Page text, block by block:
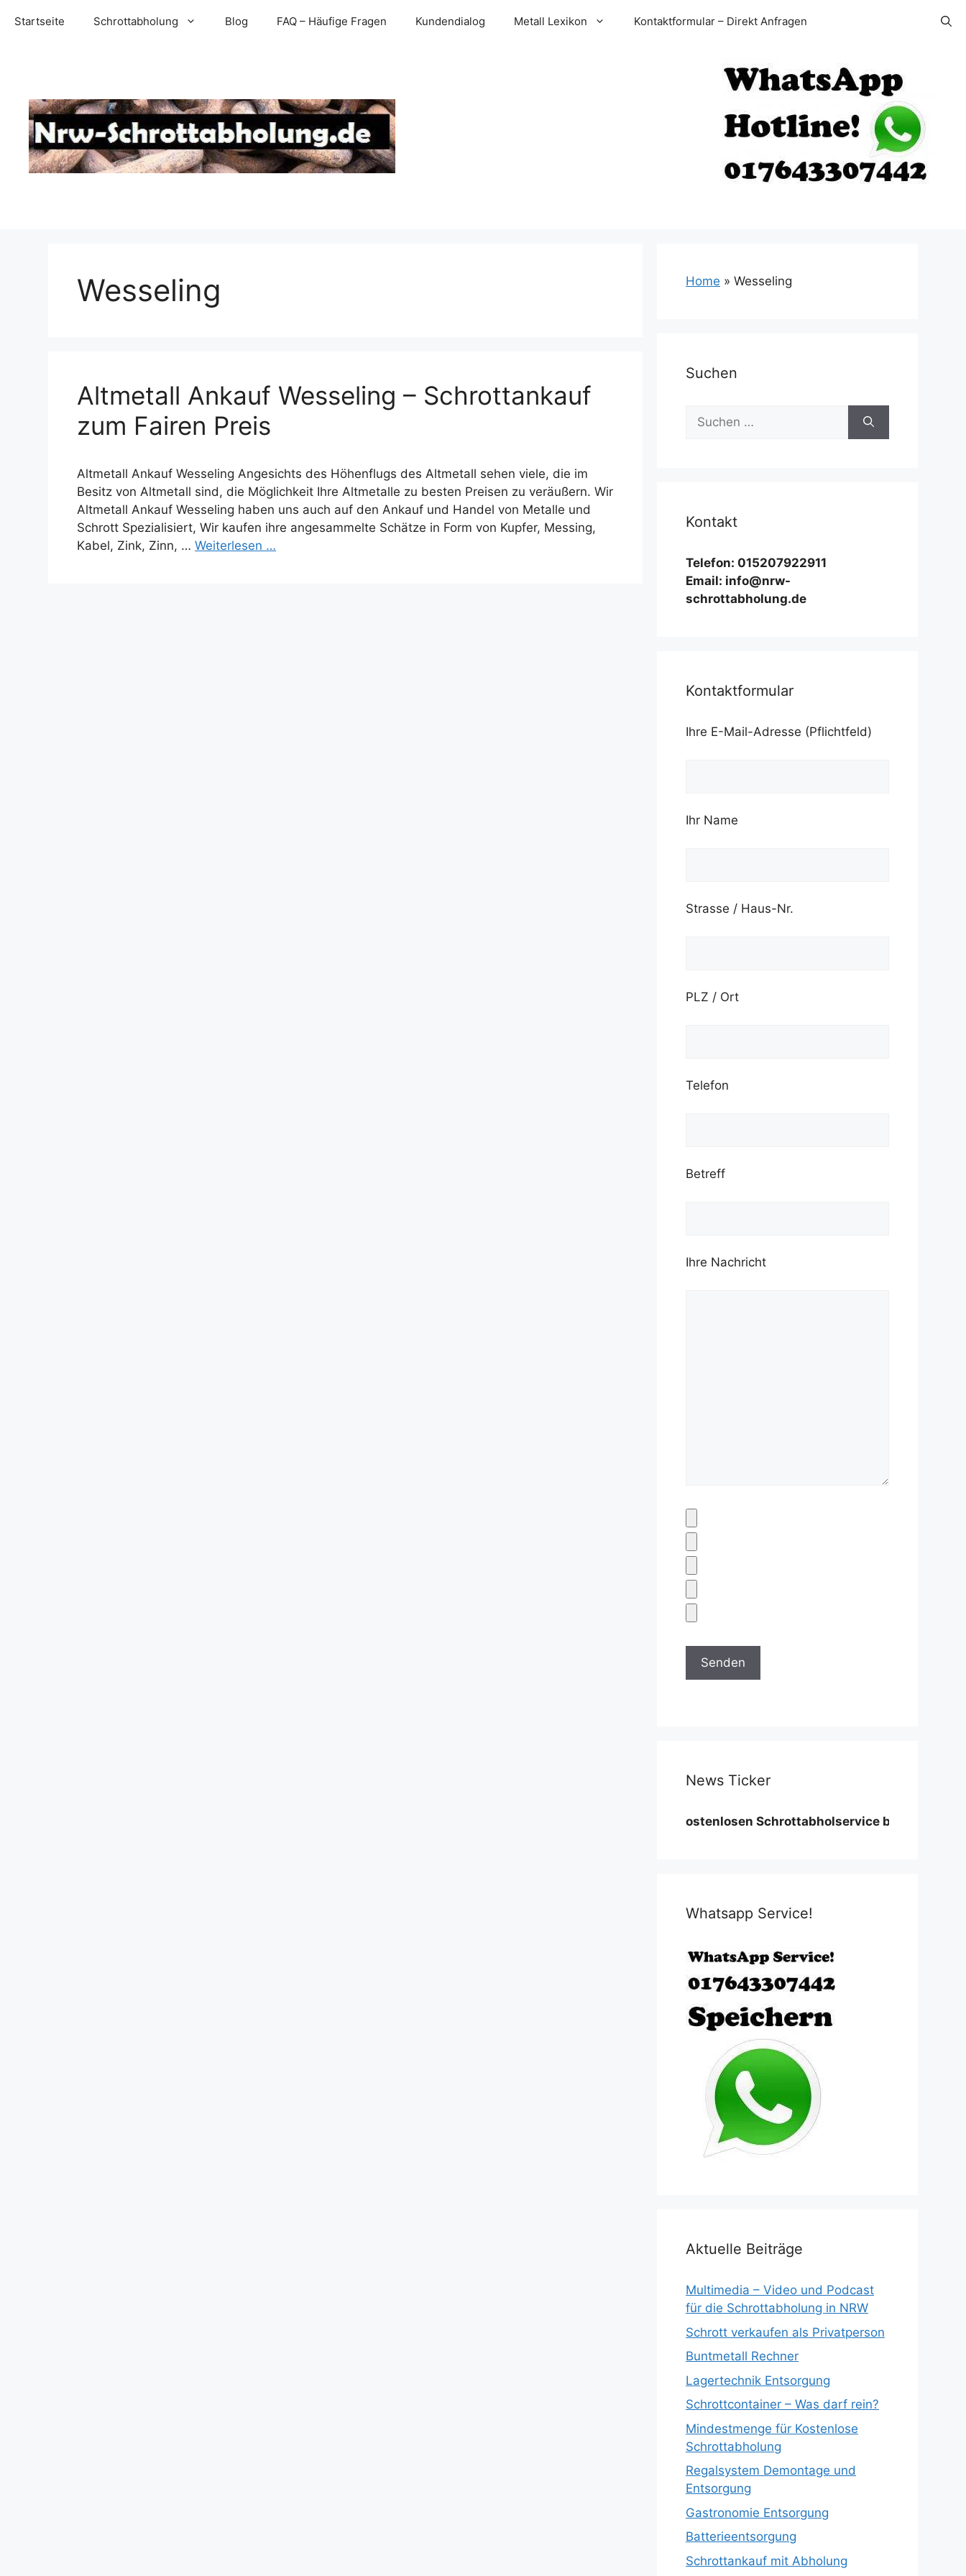
InhaltStartseite Schrottabholung Blog FAQ – Häufige Fragen Kundendialog Metall Lexikon Kontaktformular – Direkt Anfragen
Wesseling
Altmetall Ankauf Wesseling – Schrottankauf
zum Fairen Preis
Altmetall Ankauf Wesseling Angesichts des Höhenflugs des Altmetall sehen viele, die im
Besitz von Altmetall sind, die Möglichkeit Ihre Altmetalle zu besten Preisen zu veräußern. Wir
Altmetall Ankauf Wesseling haben uns auch auf den Ankauf und Handel von Metalle und
Schrott Spezialisiert, Wir kaufen ihre angesammelte Schätze in Form von Kupfer, Messing,
Kabel, Zink, Zinn, … Weiterlesen …
Home » Wesseling
Suchen
Suchen
nach:
Kontakt
Telefon: 015207922911
Email: info@nrw-
schrottabholung.de
Kontaktformular
Ihre E-Mail-Adresse (Pflichtfeld)
Ihr Name
Strasse / Haus-Nr.
PLZ / Ort
Telefon
Betreff
Ihre Nachricht
News Ticker
Für unseren Kostenlosen Schrottabholservice benötigen wir
Whatsapp Service!
Aktuelle Beiträge
Multimedia – Video und Podcast
für die Schrottabholung in NRW
Schrott verkaufen als Privatperson
Buntmetall Rechner
Lagertechnik Entsorgung
Schrottcontainer – Was darf rein?
Mindestmenge für Kostenlose
Schrottabholung
Regalsystem Demontage und
Entsorgung
Gastronomie Entsorgung
Batterieentsorgung
Schrottankauf mit Abholung